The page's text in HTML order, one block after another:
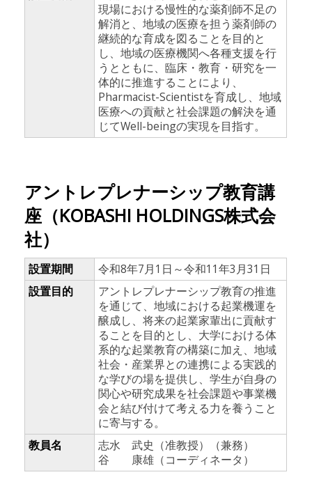
現場における慢性的な薬剤師不足の
解消と、地域の医療を担う薬剤師の
継続的な育成を図ることを目的と
し、地域の医療機関へ各種支援を行
うとともに、臨床・教育・研究を一
体的に推進することにより、
Pharmacist-Scientistを育成し、地域
医療への貢献と社会課題の解決を通
じてWell-beingの実現を目指す。
アントレプレナーシップ教育講
座（KOBASHI HOLDINGS株式会
社）
設置期間
令和8年7月1日～令和11年3月31日
設置目的
アントレプレナーシップ教育の推進
を通じて、地域における起業機運を
醸成し、将来の起業家輩出に貢献す
ることを目的とし、大学における体
系的な起業教育の構築に加え、地域
社会・産業界との連携による実践的
な学びの場を提供し、学生が自身の
関心や研究成果を社会課題や事業機
会と結び付けて考える力を養うこと
に寄与する。
教員名
志水 武史（准教授）（兼務）
谷 康雄（コーディネータ）